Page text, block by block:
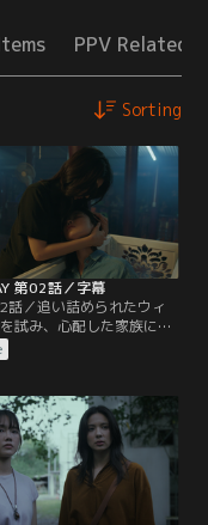
PPV Related
Sorting
第02話／字幕
話／追い詰められたウィ
試み、心配した家族に連
った寺で、「生まれ変わ
を行うことになる。3晩
まない。一方ブンはウィン
になりつつも、助けよう
儀式の3晩目がやってき
は熱を出してしまう。